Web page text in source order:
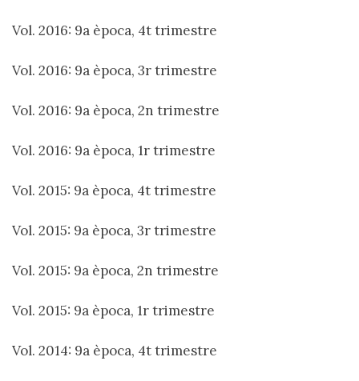
Vol. 2016: 9a època, 4t trimestre
Vol. 2016: 9a època, 3r trimestre
Vol. 2016: 9a època, 2n trimestre
Vol. 2016: 9a època, 1r trimestre
Vol. 2015: 9a època, 4t trimestre
Vol. 2015: 9a època, 3r trimestre
Vol. 2015: 9a època, 2n trimestre
Vol. 2015: 9a època, 1r trimestre
Vol. 2014: 9a època, 4t trimestre